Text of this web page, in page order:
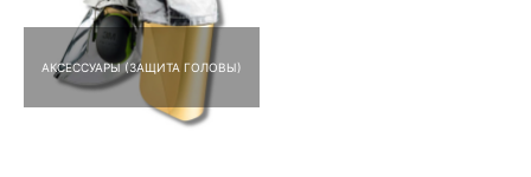
АКСЕССУАРЫ (ЗАЩИТА ГОЛОВЫ)